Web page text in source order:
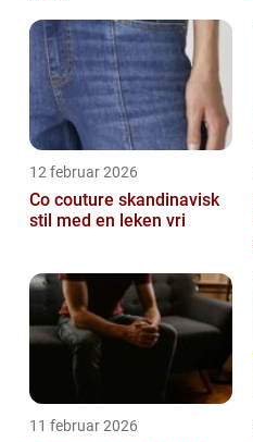
12 februar 2026
Co couture skandinavisk
stil med en leken vri
11 februar 2026